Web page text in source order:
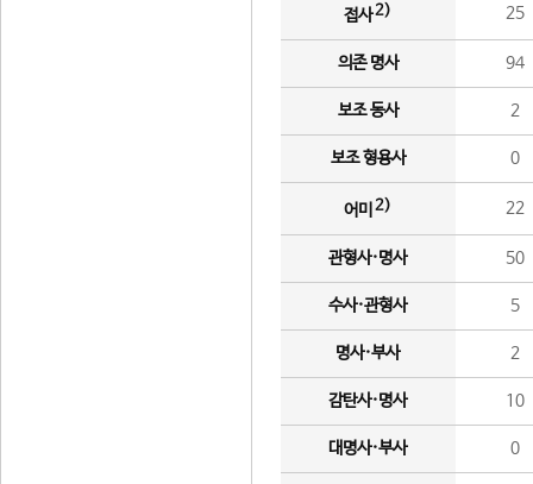
접사2) 25
의존 명사 94
보조 동사 2
보조 형용사 0
어미 2) 22
관형사·명사 50
수사·관형사 5
명사·부사 2
감탄사·명사 10
대명사·부사 0